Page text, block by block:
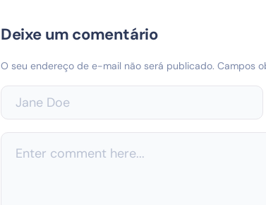
Deixe um comentário
O seu endereço de e-mail não será publicado. Campos